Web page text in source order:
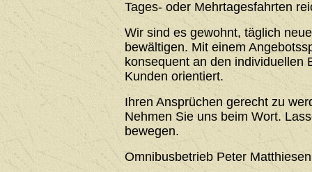
Tages- oder Mehrtagesfahrten
Wir sind es gewohnt, täglich
bewältigen. Mit einem
konsequent an den individuellen
Kunden orientiert.
Ihren Ansprüchen gerecht zu
Nehmen Sie uns beim Wort.
bewegen.
Omnibusbetrieb Peter Matthiesen